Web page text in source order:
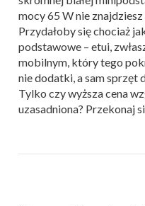
mocy 65 W nie
Przydałoby się chociaż
podstawowe – etui,
mobilnym, który tego
nie dodatki, a sam sprzęt
Tylko czy wyższa cena
uzasadniona? Przekonaj